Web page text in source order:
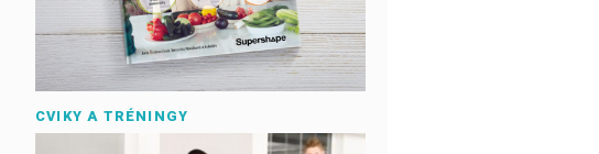
CVIKY A TRÉNINGY